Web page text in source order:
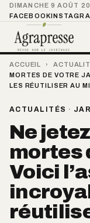
DIMANCHE 9 AOÛT
FACEBOOK
ACCUEIL ›
MORTES DE VOTRE
LES RÉUTILISER AU
ACTUALITÉS ·
Ne
mortes
Voici